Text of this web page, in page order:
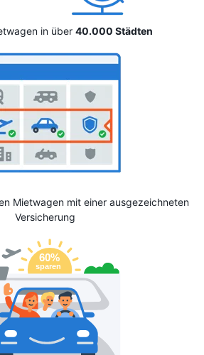
in über 40.000 Städten
Mietwagen mit einer ausgezeichneten
Versicherung